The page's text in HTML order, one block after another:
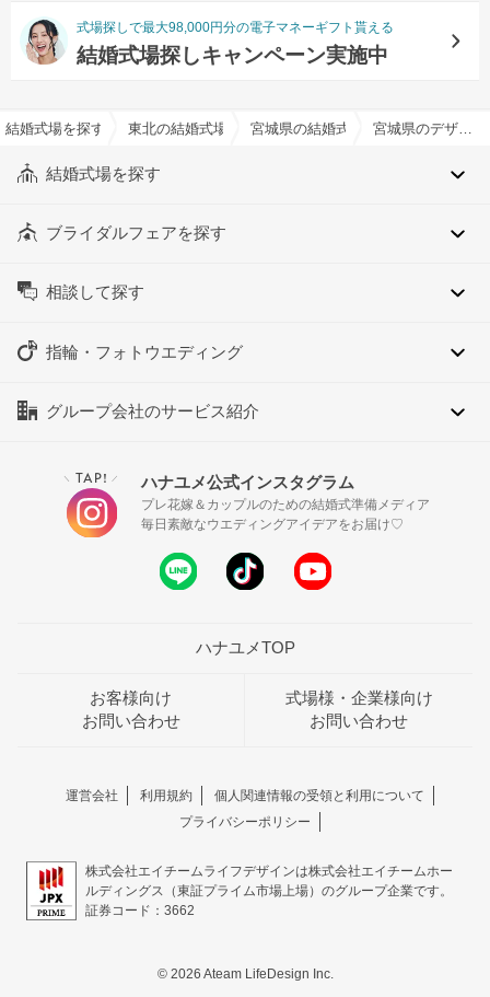
式場探しで最大98,000円分の電子マネーギフト貰える
結婚式場探しキャンペーン実施中
結婚式場を探すならハナユメ
東北の結婚式場 宮城県の結婚式場
結婚式場を探す
ブライダルフェアを探す
相談して探す
指輪・フォトウエディング
グループ会社のサービス紹介
＼ TAP! ／ ハナユメ公式インスタグラム
プレ花嫁＆カップルのための結婚式準備メディア
毎日素敵なウエディングアイデアをお届け♡
ハナユメTOP
お客様向け
お問い合わせ
式場様・企業様向け
お問い合わせ
運営会社 利用規約
個人関連情報の受領と利用について
プライバシーポリシー
株式会社エイチームライフデザインは株式会社エイチームホー
ルディングス（東証プライム市場上場）のグループ企業です。
証券コード：3662
© 2026 Ateam LifeDesign Inc.